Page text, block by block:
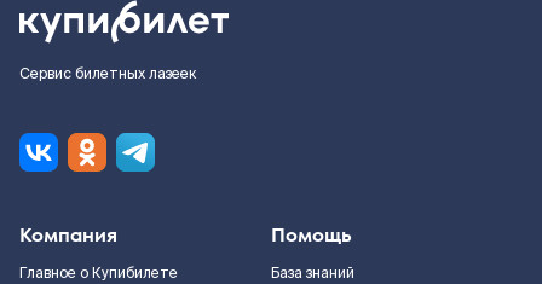
Сервис билетных лазеек
Компания
Главное о Купибилете
Помощь
База знаний